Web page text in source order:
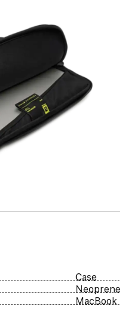
Case
Neoprene
MacBook